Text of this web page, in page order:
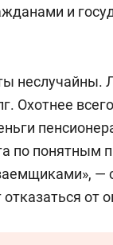
и
Охотнее
по понятным
—
от